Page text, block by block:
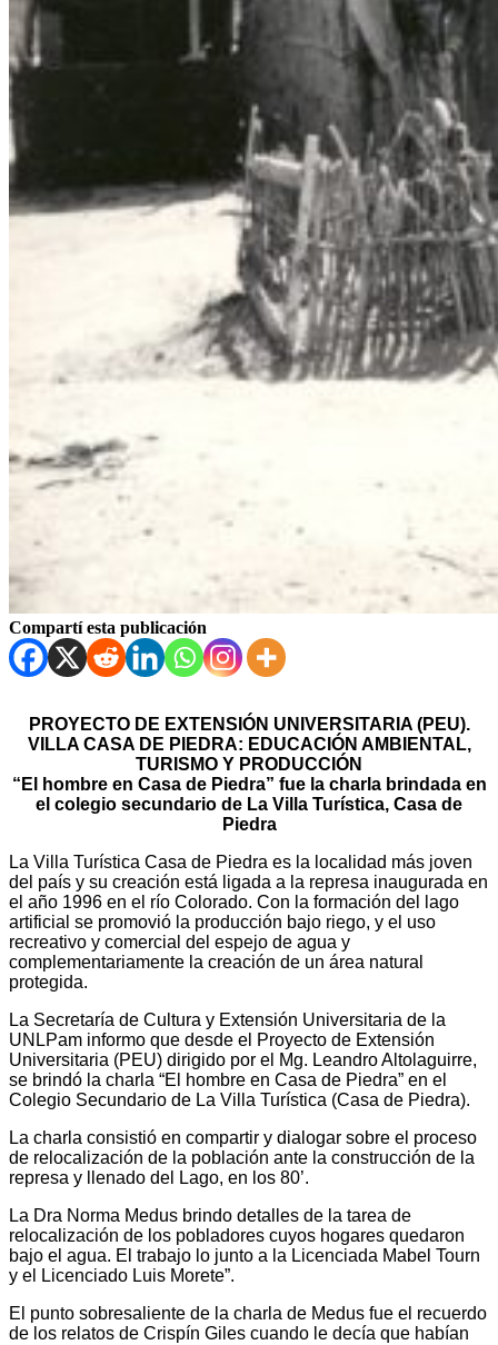
Compartí esta publicación
PROYECTO DE EXTENSIÓN UNIVERSITARIA (PEU).
VILLA CASA DE PIEDRA: EDUCACIÓN AMBIENTAL,
TURISMO Y PRODUCCIÓN
“El hombre en Casa de Piedra” fue la charla brindada en
el colegio secundario de La Villa Turística, Casa de
Piedra
La Villa Turística Casa de Piedra es la localidad más joven
del país y su creación está ligada a la represa inaugurada en
el año 1996 en el río Colorado. Con la formación del lago
artificial se promovió la producción bajo riego, y el uso
recreativo y comercial del espejo de agua y
complementariamente la creación de un área natural
protegida.
La Secretaría de Cultura y Extensión Universitaria de la
UNLPam informo que desde el Proyecto de Extensión
Universitaria (PEU) dirigido por el Mg. Leandro Altolaguirre,
se brindó la charla “El hombre en Casa de Piedra” en el
Colegio Secundario de La Villa Turística (Casa de Piedra).
La charla consistió en compartir y dialogar sobre el proceso
de relocalización de la población ante la construcción de la
represa y llenado del Lago, en los 80’.
La Dra Norma Medus brindo detalles de la tarea de
relocalización de los pobladores cuyos hogares quedaron
bajo el agua. El trabajo lo junto a la Licenciada Mabel Tourn
y el Licenciado Luis Morete”.
El punto sobresaliente de la charla de Medus fue el recuerdo
de los relatos de Crispín Giles cuando le decía que habían